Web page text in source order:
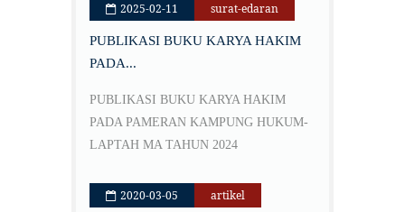
2025-02-11 surat-edaran
PUBLIKASI BUKU KARYA HAKIM
PADA...
PUBLIKASI BUKU KARYA HAKIM
PADA PAMERAN KAMPUNG HUKUM-
LAPTAH MA TAHUN 2024
2020-03-05 artikel